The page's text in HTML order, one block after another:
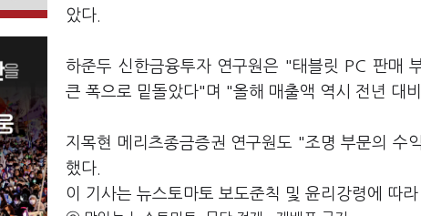
았다.
하준두 신한금융투자 연구원은 "태블릿 PC 판매
큰 폭으로 밑돌았다"며 "올해 매출액 역시 전년 대
지목현 메리츠종금증권 연구원도 "조명 부문의 수
했다.
이 기사는 뉴스토마토 보도준칙 및 윤리강령에 따